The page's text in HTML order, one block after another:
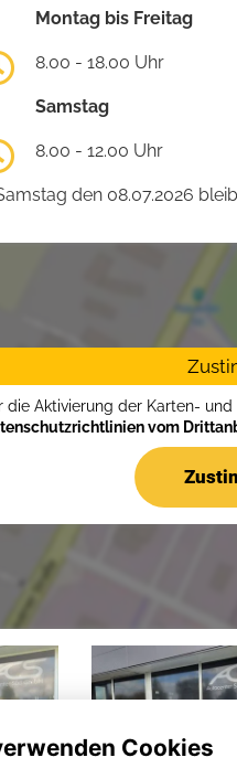
Montag bis Freitag
8.00 - 18.00 Uhr
Samstag
8.00 - 12.00 Uhr
den 08.07.2026
die Aktivierung der Karten-
vom
Cookies